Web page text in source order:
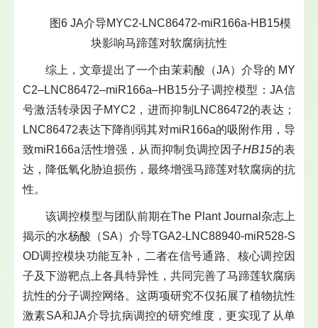
图6 JA介导MYC2-LNC86472-miR166a-HB15模
块影响马蹄莲对软腐病抗性
综上，文章提出了一个由茉莉酸（JA）介导的 MY
C2–LNC86472–miR166a–HB15分子调控模型：JA信
号激活转录因子MYC2，进而抑制LNC86472的表达；
LNC86472表达下降削弱其对miR166a的吸附作用，导
致miR166a活性增强，从而抑制负调控因子HB15的表
达，降低氧化胁迫损伤，最终增强马蹄莲对软腐病的抗
性。
该调控模型与团队前期在The Plant Journal杂志上
揭示的水杨酸（SA）介导TGA2-LNC88940-miR528-S
OD调控模块功能互补，二者在信号通路、核心调控因
子及下游靶点上各具特异性，共同完善了马蹄莲软腐病
抗性的分子调控网络。这两项研究不仅拓展了植物抗性
激素SA和JA介导抗病调控的研究维度，更实现了从单